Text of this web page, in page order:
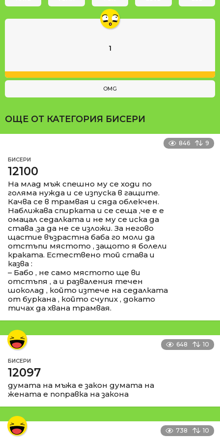
1
OMG
ОЩЕ ОТ КАТЕГОРИЯ БИСЕРИ
846 9
БИСЕРИ
12100
На млад мъж спешно му се ходи по
голяма нужда и се изпуска в гащите.
Качва се в трамвая и сяда облекчен.
Наближава спирката и се сеща ,че е е
омацал седалката и не му се иска да
става ,за да не се изложи. За негово
щастие възрастна баба го моли да
отстъпи мястото , защото я болели
краката. Естествено той става и
казва :
– Бабо , не само мястото ще ви
отстъпя , а и разваления течен
шоколад , който изтече на седалката
от буркана , който счупих , докато
тичах да хвана трамвая.
648 10
БИСЕРИ
12097
думата на мъжа е закон думата на
жената е поправка на закона
738 10